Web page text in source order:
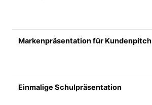
Markenpräsentation für Kundenpitch
Einmalige Schulpräsentation